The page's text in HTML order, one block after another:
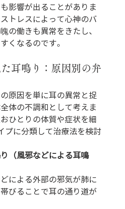
影響が出ることがありま
トレスによって心神のバ
の働きも異常をきたし、
くなるのです。
耳鳴り：原因別の弁
原因を単に耳の異常と捉
体の不調和として考えま
ひとりの体質や症状を細
プに分類して治療法を検討
（風邪などによる耳鳴
どによる外部の邪気が肺に
びることで耳の通り道が